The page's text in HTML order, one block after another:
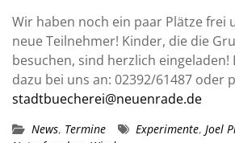
Wir haben noch ein paar Plätze frei
neue Teilnehmer! Kinder, die die
besuchen, sind herzlich
dazu bei uns an: 02392/61487 oder
stadtbuecherei@neuenrade.de
News, Termine Experimente, Joel